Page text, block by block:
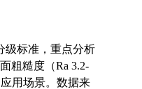
级标准，重点分析
粗糙度（Ra 3.2-
用场景。数据来